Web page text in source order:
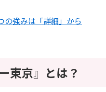
の強みは「詳細」から
東京』とは？